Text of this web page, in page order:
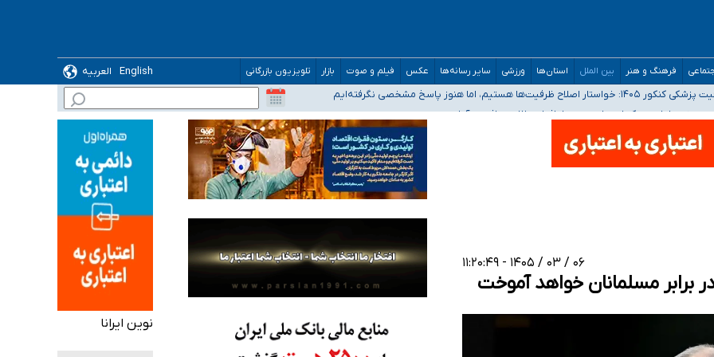
فرهنگ و هنر بین الملل استان‌ها ورزشی سایر رسانه‌ها عکس فیلم و صوت بازار تلویزیون بازرگانی English
العربیه
هزینه‌های سنگین اجتماعی انتشار تصاویر خصوصی برای قربانیان/ سوءاستفاده
اما هنوز پاسخ مشخصی نگرفته‌ایم
عملیات و دکترای تخصصی جغرافیای نظامی دافوس آجا
۰۶ / ۰۳ / ۱۴۰۵ - ۱۱:۲۰:۴۹
برابر مسلمانان خواهد آموخت
نوین ایرانا